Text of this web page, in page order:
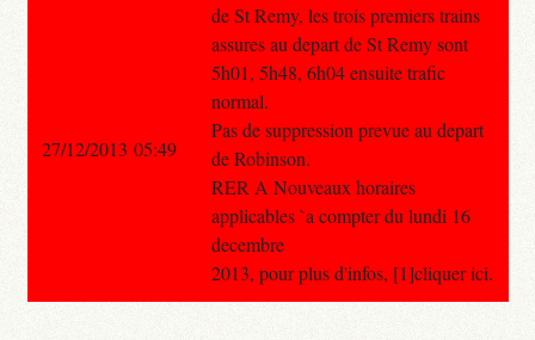
de St Remy, les trois premiers trains
assures au depart de St Remy sont
5h01, 5h48, 6h04 ensuite trafic
normal.
Pas de suppression prevue au depart
de Robinson.
RER A Nouveaux horaires
applicables `a compter du lundi 16
decembre
2013, pour plus d'infos, [1]cliquer ici.
27/12/2013 05:49